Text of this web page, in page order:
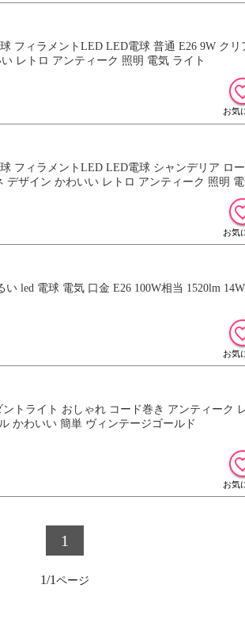
フィラメントLED LED電球 普通 E26 9W ク
レトロ アンティーク 照明 電気 ライト
フィラメントLED LED電球 シャンデリア ロ
デザイン かわいい レトロ アンティーク 照明
led 電球 電気 口金 E26 100W相当 1520lm
トライト おしゃれ コード巻き アンティーク
かわいい 簡単 ヴィンテージゴールド
1
1/1